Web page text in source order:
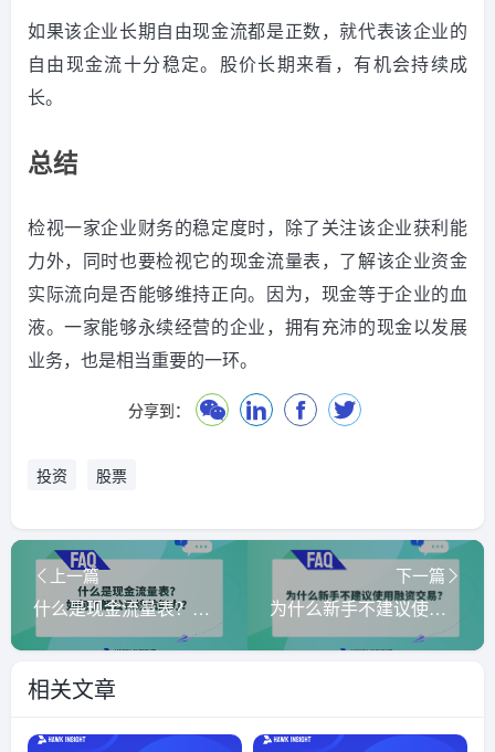
如果该企业长期自由现金流都是正数，就代表该企业的
自由现金流十分稳定。股价长期来看，有机会持续成
长。
总结
检视一家企业财务的稳定度时，除了关注该企业获利能
力外，同时也要检视它的现金流量表，了解该企业资金
实际流向是否能够维持正向。因为，现金等于企业的血
液。一家能够永续经营的企业，拥有充沛的现金以发展
业务，也是相当重要的一环。
分享到：
投资 股票
上一篇
什么是现金流量表？如何了解公司续航能力？
下一篇
为什么新手不建议使用融资交易？
相关文章